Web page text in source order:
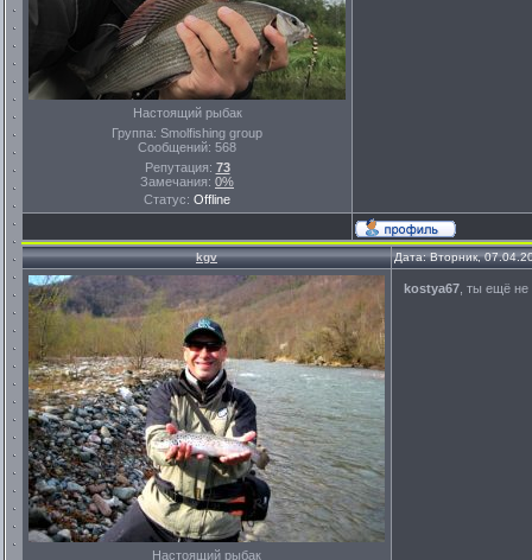
Настоящий рыбак
Группа: Smolfishing group
Сообщений: 568
Репутация: 73
Замечания: 0%
Статус: Offline
kgv Дата: Вторник,
Настоящий рыбак
kostya67 , ты ещё